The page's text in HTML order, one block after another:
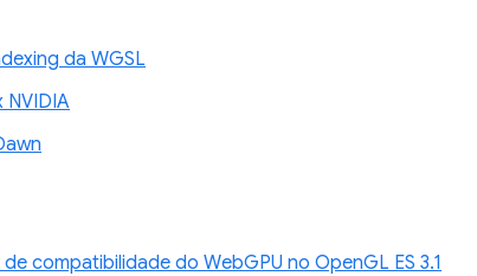
da WGSL
NVIDIA
compatibilidade do WebGPU no OpenGL ES 3.1